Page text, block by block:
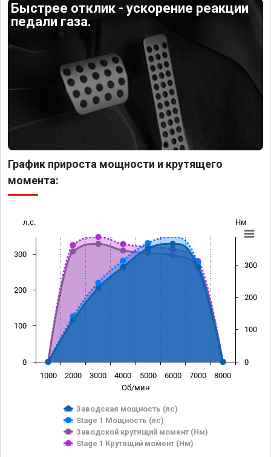
Быстрее отклик - ускорение реакции
педали газа.
График прироста мощности и крутящего
момента:
Об/мин
л.с. Нм
Заводская мощность (лс)
Stage 1 Мощность (лс)
Заводской крутящий момент (Нм)
Stage 1 Крутящий момент (Нм)
1000 2000 3000 4000 5000 6000 7000 8000
0
100
200
300
0
100
200
300